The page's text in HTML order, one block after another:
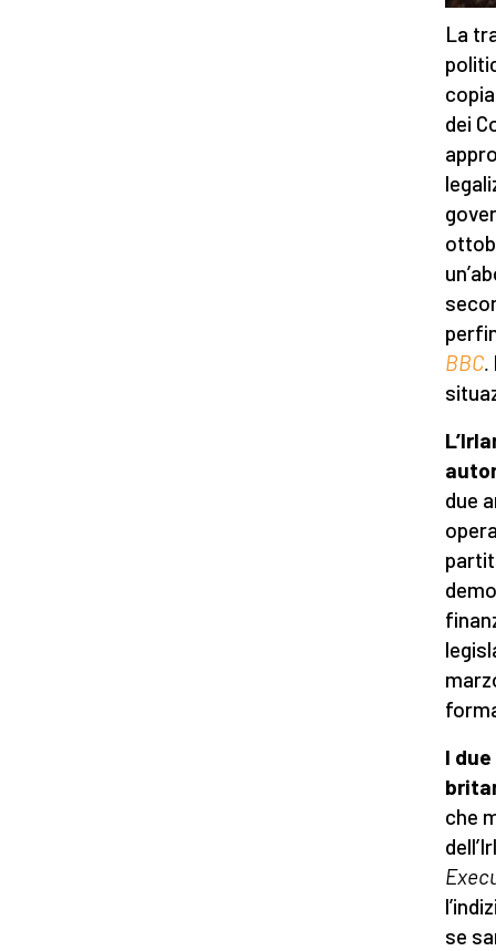
La
dei
BBC.
due
I
che
se